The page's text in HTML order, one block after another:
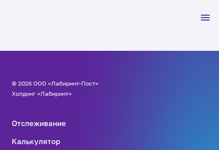
© 2026 ООО «Лабиринт-Пост»
Холдинг «Лабиринт»
Отслеживание
Калькулятор